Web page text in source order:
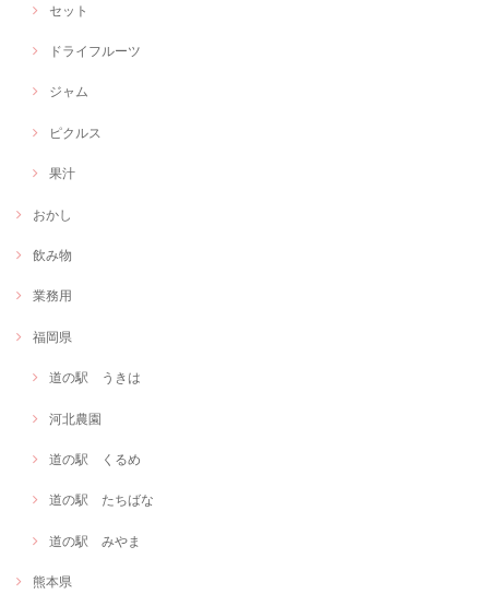
セット
ドライフルーツ
ジャム
ピクルス
果汁
おかし
飲み物
業務用
福岡県
道の駅 うきは
河北農園
道の駅 くるめ
道の駅 たちばな
道の駅 みやま
熊本県